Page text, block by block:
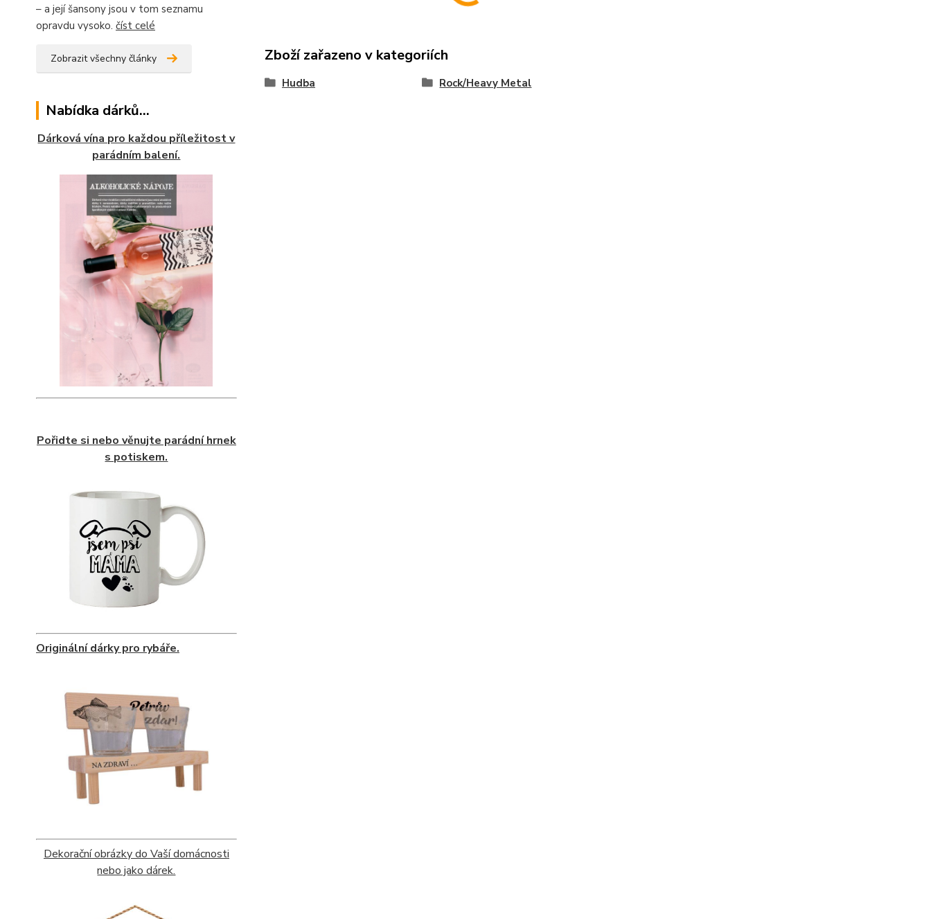
– a její šansony jsou v tom seznamu
opravdu vysoko. číst celé
Zobrazit všechny články
Nabídka dárků...
Dárková vína pro každou příležitost v
parádním balení.
Pořidte si nebo věnujte parádní hrnek
s potiskem.
Originální dárky pro rybáře.
Dekorační obrázky do Vaší domácnosti
nebo jako dárek.
Zboží zařazeno v kategoriích
Hudba Rock/Heavy Metal